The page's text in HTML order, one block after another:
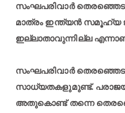
സംഘപരിവാര്‍
മാത്രം ഇന്ത്യന്‍ സമൂഹ്യ
ഇല്ലാതാവുന്നില്ല
സംഘപരിവാര്‍
സാധ്യതകളുമുണ്ട്.
അതുകൊണ്ട് തന്നെ